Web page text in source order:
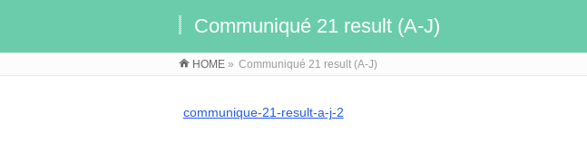
Communiqué 21 result (A-J)
HOME » Communiqué 21 result (A-J)
communique-21-result-a-j-2